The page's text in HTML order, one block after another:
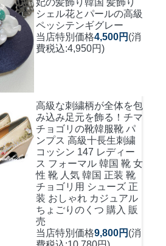
シェル花とパールの高級
ペッシテンギグレー
当店特別価格4,500円 (消
費税込:4,950円)
高級な刺繍柄が全体を包
み込み足元を飾る！ チマ
チョゴリの靴韓服靴 パ
ンプス 高級十長生刺繍
コッシン 147 レディー
ス フォーマル 韓国 靴 女
性 靴 人気 韓国 正装 靴
チョゴリ用 シューズ 正
装 おしゃれ カジュアル
ちょごりのくつ 購入 販
売
当店特別価格9,800円 (消